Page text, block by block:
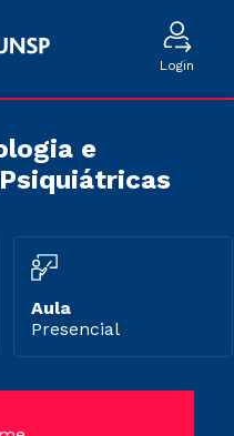
Login
e
Aula
Presencial